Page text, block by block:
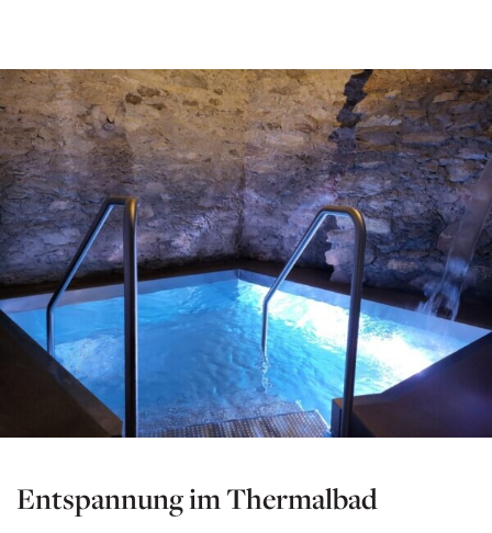
Entspannung im Thermalbad